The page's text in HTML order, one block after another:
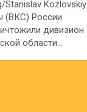
Kozlovskiy
(ВКС) России
дивизион
области…